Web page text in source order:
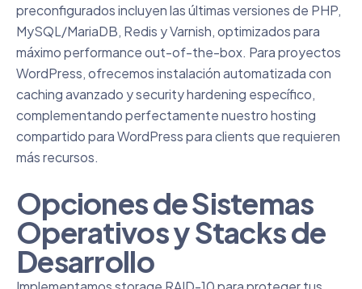
preconfigurados incluyen las últimas versiones de PHP,
MySQL/MariaDB, Redis y Varnish, optimizados para
máximo performance out-of-the-box. Para proyectos
WordPress, ofrecemos instalación automatizada con
caching avanzado y security hardening específico,
complementando perfectamente nuestrohosting
compartido para WordPresspara clients que requieren
más recursos.
Opciones de Sistemas
Operativos y Stacks de
Desarrollo